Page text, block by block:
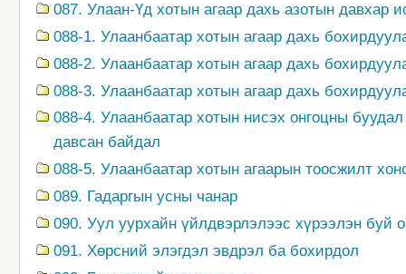
087. Улаан-Үд хотын агаар дахь азотын давхар
088-1. Улаанбаатар хотын агаар дахь
088-2. Улаанбаатар хотын агаар дахь
088-3. Улаанбаатар хотын агаар дахь
088-4. Улаанбаатар хотын нисэх онгоцны
давсан байдал
088-5. Улаанбаатар хотын агаарын тоосжилт
089. Гадаргын усны чанар
090. Уул уурхайн үйлдвэрлэлээс хүрээлэн буй
091. Хөрсний элэгдэл эвдрэл ба бохирдол